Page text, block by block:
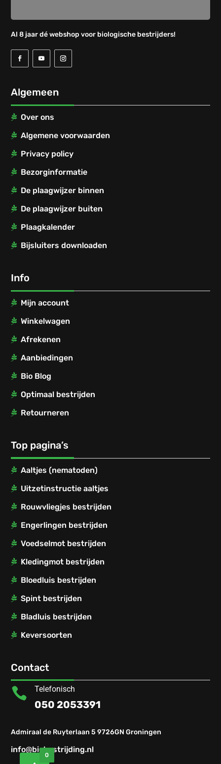
Al 8 jaar dé webshop voor biologische bestrijders!
Algemeen
Over ons
Algemene voorwaarden
Privacy policy
Bezorginformatie
De plaagwijzer binnen
De plaagwijzer buiten
Plaagkalender
Bijsluiters downloaden
Info
Mijn account
Winkelwagen
Afrekenen
Aanbiedingen
Bio Blog
Optimaal bestrijden
Retourneren
Top pagina’s
Aaltjes (nematoden)
Uitzetinstructie aaltjes
Rouwvliegjes bestrijden
Engerlingen bestrijden
Voedselmot bestrijden
Kledingmot bestrijden
Bloedluis bestrijden
Spint bestrijden
Bladluis bestrijden
Keversoorten
Contact
 Telefonisch
050 2053391
Admiraal de Ruyterlaan 5 9726GN Groningen
info@biobestrijding.nl
0